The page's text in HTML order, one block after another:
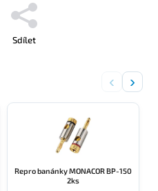
Sdílet
‹ ›
Repro banánky MONACOR BP-150
2ks